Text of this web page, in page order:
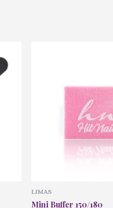
LIMAS
Mini Buffer 150/180